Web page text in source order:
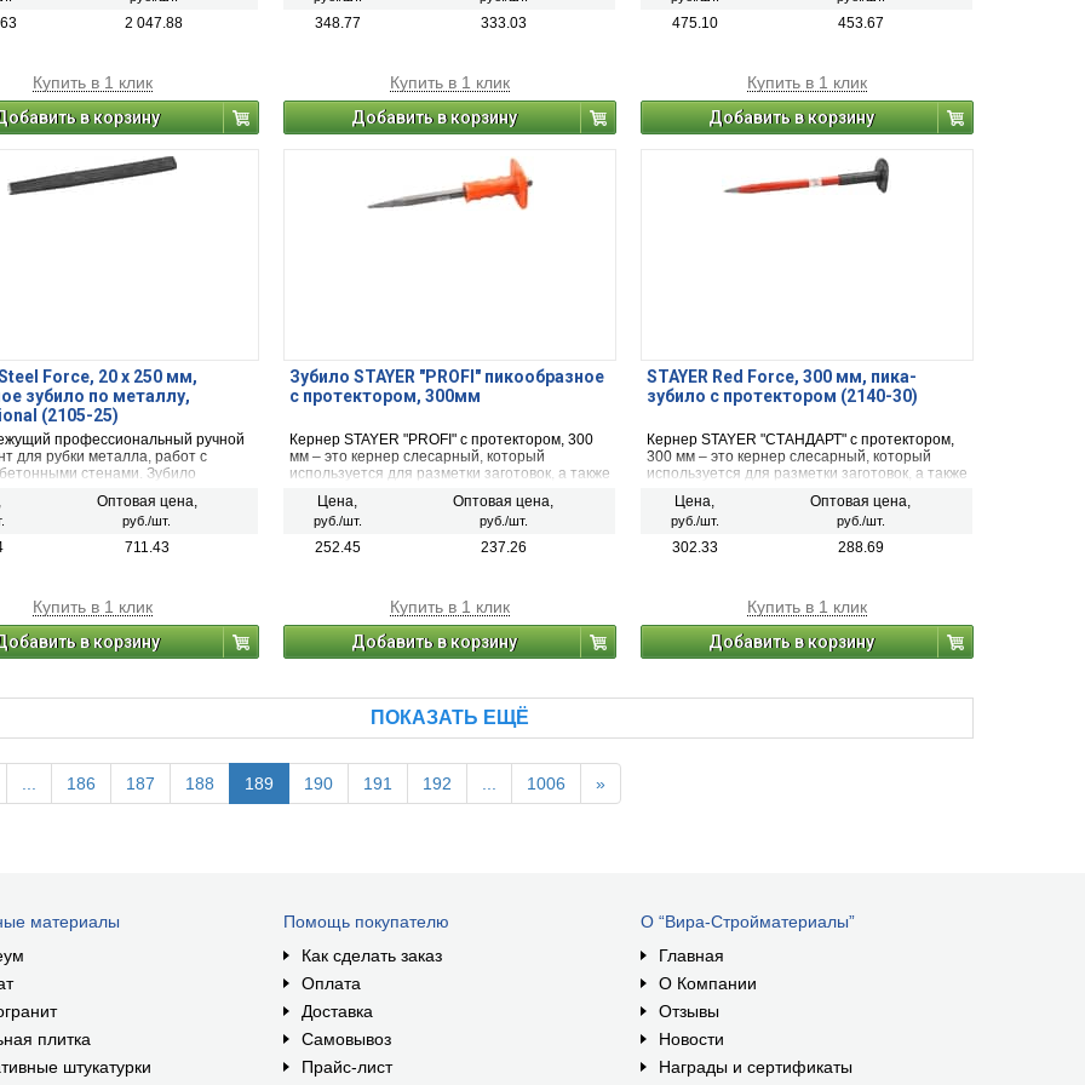
2 047.88
Купить в 1 клик
в корзину
348.77 333.03
Купить в 1 клик
Добавить в корзину
475.10 453.67
Купить в 1 клик
Добавить в корзину
Steel Force, 20 х 250 мм,
зубило по металлу,
(2105-25)
профессиональный ручной
для рубки металла, работ с
стенами. Зубило
хромованадиевой стали,
Размеры зубила - 20х250
Оптовая цена,
руб./шт.
711.43
Купить в 1 клик
в корзину
Зубило STAYER ″PROFI″ пикообразное
с протектором, 300мм
Кернер STAYER "PROFI" с протектором, 300
мм – это кернер слесарный, который
используется для разметки заготовок, а также
STAYER "PROFI" снабжен ручкой с резиновым
фартуком для предохранения руки от удара.
Размер кернера составляет 300 мм.
Цена,
руб./шт.
Оптовая цена,
руб./шт.
252.45 237.26
Купить в 1 клик
Добавить в корзину
STAYER Red Force, 300 мм, пика-
зубило с протектором (2140-30)
Кернер STAYER "СТАНДАРТ" с протектором,
300 мм – это кернер слесарный, который
используется для разметки заготовок, а также
STAYER "СТАНДАРТ" снабжен ручкой с
резиновым фартуком для предохранения
руки от удара. Размер кернера составляет
Цена,
руб./шт.
Оптовая цена,
руб./шт.
302.33 288.69
Купить в 1 клик
Добавить в корзину
ПОКАЗАТЬ ЕЩЁ
186 187 188 189 190 191 192 1006 »
материалы
плитка
штукатурки
Помощь покупателю
Как сделать заказ
Оплата
Доставка
Самовывоз
Прайс-лист
О “Вира-Стройматериалы”
Главная
О Компании
Отзывы
Новости
Награды и сертификаты